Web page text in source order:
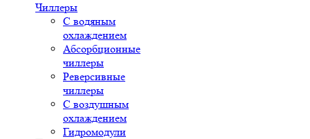
Чиллеры
С водяным
охлаждением
Абсорбционные
чиллеры
Реверсивные
чиллеры
С воздушным
охлаждением
Гидромодули